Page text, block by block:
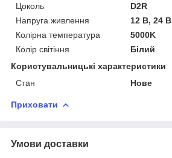
Цоколь
D2R
Напруга живлення
12 В, 24 В
Колірна температура
5000K
Колір світіння
Білий
Користувальницькі характеристики
Стан
Нове
Приховати
Умови доставки